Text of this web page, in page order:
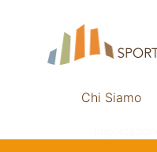
Chi Siamo